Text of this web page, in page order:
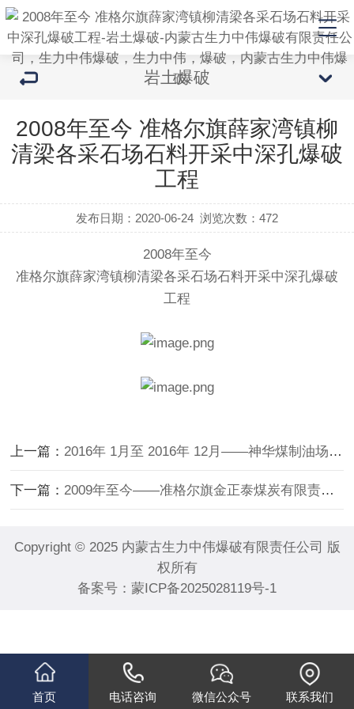
岩土爆破
2008年至今 准格尔旗薛家湾镇柳
清梁各采石场石料开采中深孔爆破
工程
发布日期：2020-06-24 浏览次数：472
2008年至今
准格尔旗薛家湾镇柳清梁各采石场石料开采中深孔爆破
工程
上一篇： 2016年 1月至 2016年 12月——神华煤制油场平爆破工程
下一篇： 2009年至今——准格尔旗金正泰煤炭有限责公司露天煤矿岩石及原煤松动爆破工程
Copyright © 2025 内蒙古生力中伟爆破有限责任公司 版
权所有
备案号： 蒙ICP备2025028119号-1
首页 电话咨询 微信公众号 联系我们